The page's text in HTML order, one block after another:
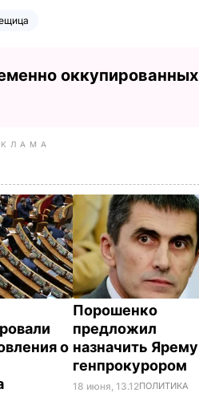
оккупированных
о
Порошенко
предложил
назначить Ярему
генпрокурором
18 июня, 13.12ПОЛИТИКА